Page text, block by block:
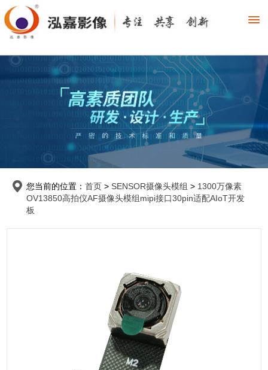
您当前的位置： 首页 > SENSOR摄像头模组 > 1300万像素
OV13850高拍仪AF摄像头模组mipi接口30pin适配AIoT开发
板